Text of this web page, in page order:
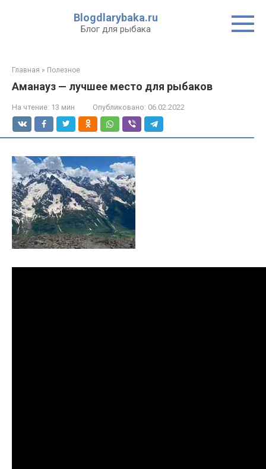
Blogdlarybaka.ru
Блог для рыбака
Главная » Полезное
Аманауз — лучшее место для рыбаков
На чтение: 13 мин Опубликовано: 06.02.2022